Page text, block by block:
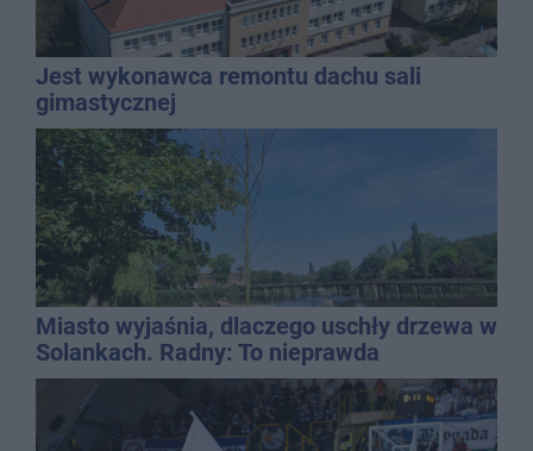
Jest wykonawca remontu dachu sali
gimastycznej
Miasto wyjaśnia, dlaczego uschły drzewa w
Solankach. Radny: To nieprawda